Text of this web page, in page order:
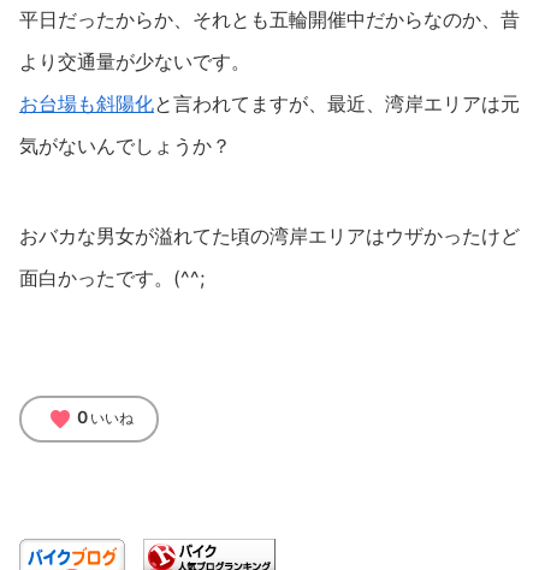
平日だったからか、それとも五輪開催中だからなのか、昔
より交通量が少ないです。
お台場も斜陽化と言われてますが、最近、湾岸エリアは元
気がないんでしょうか？
おバカな男女が溢れてた頃の湾岸エリアはウザかったけど
面白かったです。(^^;
favorite 0 いいね